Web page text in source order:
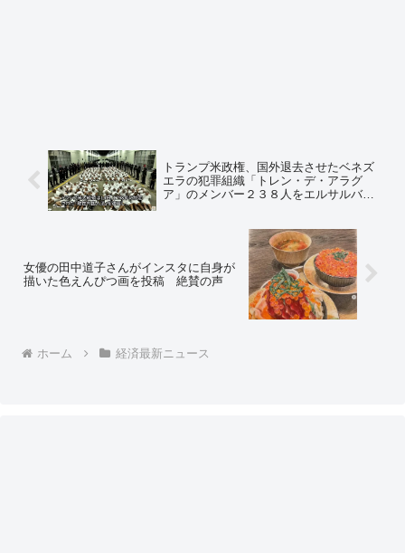
トランプ米政権、国外退去させたベネズ
エラの犯罪組織「トレン・デ・アラグ
ア」のメンバー２３８人をエルサルバド
用 ⇒ ネットの反応「刑務所のアウトソ
女優の田中道子さんがインスタに自身が
描いた色えんぴつ画を投稿 絶賛の声
ホーム 経済最新ニュース